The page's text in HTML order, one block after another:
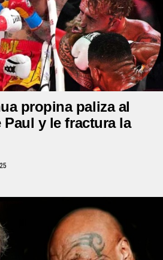
propina paliza al
y le fractura la